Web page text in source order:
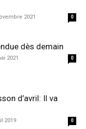
2021 0
dès demain
2021 0
d’avril: Il va
2019 0